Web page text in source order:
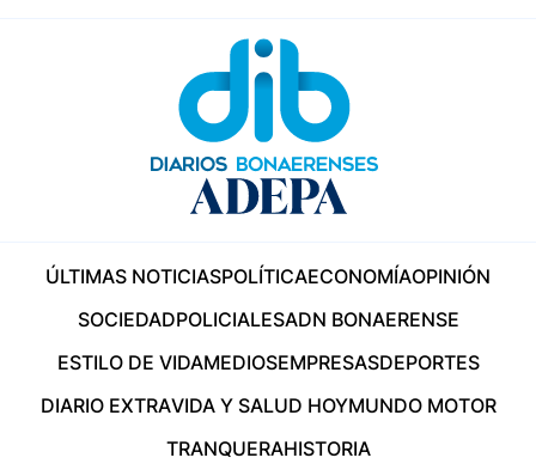
ÚLTIMAS NOTICIASPOLÍTICAECONOMÍAOPINIÓN
SOCIEDADPOLICIALESADN BONAERENSE
ESTILO DE VIDAMEDIOSEMPRESASDEPORTES
DIARIO EXTRAVIDA Y SALUD HOYMUNDO MOTOR
TRANQUERAHISTORIA